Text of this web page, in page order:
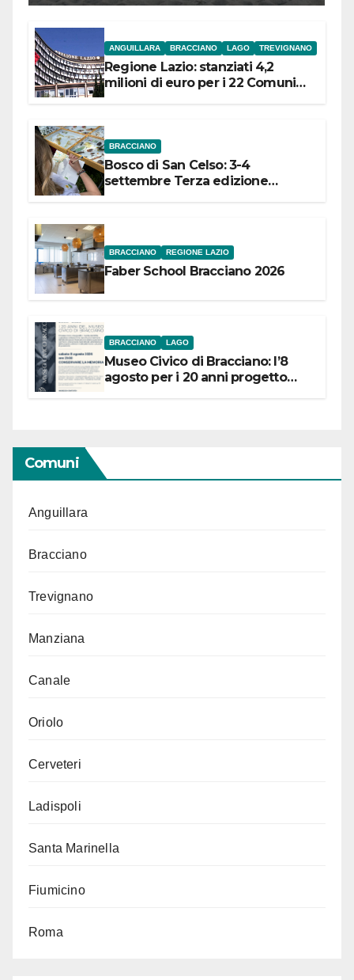
ANGUILLARA BRACCIANO LAGO TREVIGNANO
Regione Lazio: stanziati 4,2
milioni di euro per i 22 Comuni
BRACCIANO
Bosco di San Celso: 3-4
settembre Terza edizione
BRACCIANO REGIONE LAZIO
Faber School Bracciano 2026
BRACCIANO LAGO
Museo Civico di Bracciano: l’8
agosto per i 20 anni progetto
Comuni
Anguillara
Bracciano
Trevignano
Manziana
Canale
Oriolo
Cerveteri
Ladispoli
Santa Marinella
Fiumicino
Roma